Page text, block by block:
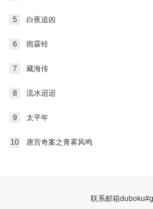
5 白夜追凶
6 雨霖铃
7 藏海传
8 流水迢迢
9 太平年
10 唐宫奇案之青雾风鸣
联系邮箱